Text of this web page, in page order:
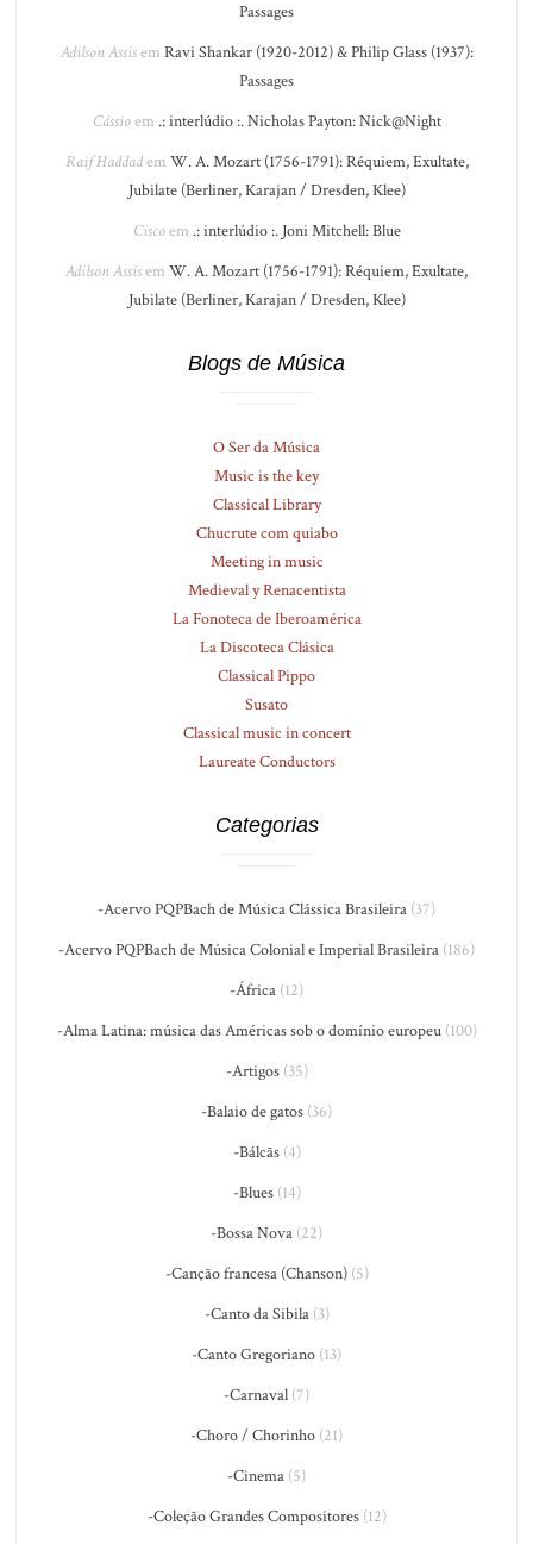
Passages
Adilson Assisem Ravi Shankar (1920-2012) & Philip Glass (1937):
Passages
Cássioem .: interlúdio :. Nicholas Payton: Nick@Night
Raif Haddadem W. A. Mozart (1756-1791): Réquiem, Exultate,
Jubilate (Berliner, Karajan / Dresden, Klee)
Ciscoem .: interlúdio :. Joni Mitchell: Blue
Adilson Assisem W. A. Mozart (1756-1791): Réquiem, Exultate,
Jubilate (Berliner, Karajan / Dresden, Klee)
Blogs de Música
O Ser da Música
Music is the key
Classical Library
Chucrute com quiabo
Meeting in music
Medieval y Renacentista
La Fonoteca de Iberoamérica
La Discoteca Clásica
Classical Pippo
Susato
Classical music in concert
Laureate Conductors
Categorias
-Acervo PQPBach de Música Clássica Brasileira (37)
-Acervo PQPBach de Música Colonial e Imperial Brasileira (186)
-África (12)
-Alma Latina: música das Américas sob o domínio europeu(100)
-Artigos(35)
-Balaio de gatos (36)
-Bálcãs(4)
-Blues(14)
-Bossa Nova (22)
-Canção francesa (Chanson)(5)
-Canto da Sibila(3)
-Canto Gregoriano (13)
-Carnaval (7)
-Choro / Chorinho (21)
-Cinema (5)
-Coleção Grandes Compositores(12)